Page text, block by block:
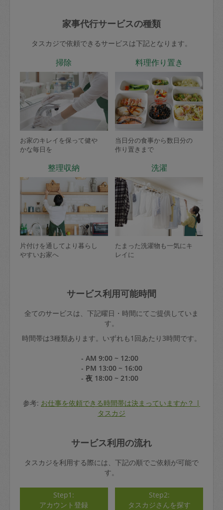
家事代行サービスの種類
タスカジで依頼できるサービスは下記となります。
掃除
お家のキレイを保って健や
かな毎日を
料理作り置き
当日分の食事から数日分の
作り置きまで
整理収納
片付けを通してより暮らし
やすいお家へ
洗濯
たまった洗濯物も一気にキ
レイに
サービス利用可能時間
全てのサービスは、下記曜日・時間にてご提供していま
す。
時間帯は3種類あります。いずれも1回あたり3時間です。
- AM 9:00 ~ 12:00
- PM 13:00 ~ 16:00
- 夜 18:00 ~ 21:00
参考: お仕事を依頼できる時間帯は決まっていますか？ |
タスカジ
サービス利用の流れ
タスカジを利用する際には、下記の順でご依頼が可能で
す。
Step1:
アカウント登録
Step2:
タスカジさんを探す